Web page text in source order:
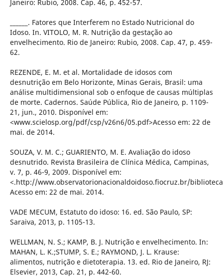
Janeiro: Rubio, 2008. Cap. 46, p. 452-57.
______. Fatores que Interferem no Estado Nutricional do
Idoso. In. VITOLO, M. R. Nutrição da gestação ao
envelhecimento. Rio de Janeiro: Rubio, 2008. Cap. 47, p. 459-
62.
REZENDE, E. M. et al. Mortalidade de idosos com
desnutrição em Belo Horizonte, Minas Gerais, Brasil: uma
análise multidimensional sob o enfoque de causas múltiplas
de morte. Cadernos. Saúde Pública, Rio de Janeiro, p. 1109-
21, jun., 2010. Disponí­vel em:
<www.scielosp.org/pdf/csp/v26n6/05.pdf>Acesso em: 22 de
mai. de 2014.
SOUZA, V. M. C.; GUARIENTO, M. E. Avaliação do idoso
desnutrido. Revista Brasileira de Clí­nica Médica, Campinas,
v. 7, p. 46-9, 2009. Disponí­vel em:
<.http://www.observatorionacionaldoidoso.fiocruz.br/
Acesso em: 22 de mai. 2014.
VADE MECUM, Estatuto do idoso: 16. ed. São Paulo, SP:
Saraiva, 2013, p. 1105-13.
WELLMAN, N. S.; KAMP, B. J. Nutrição e envelhecimento. In:
MAHAN, L. K.;STUMP, S. E.; RAYMOND, J. L. Krause:
alimentos, nutrição e dietoterapia. 13. ed. Rio de Janeiro, RJ:
Elsevier, 2013, Cap. 21, p. 442-60.